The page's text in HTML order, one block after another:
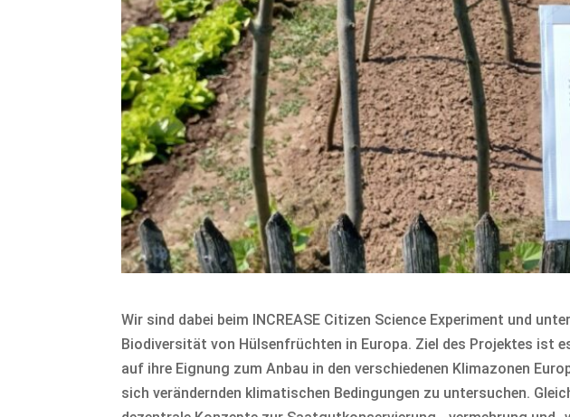
Wir sind dabei beim INCREASE Citizen Science Experiment und
Biodiversität von Hülsenfrüchten in Europa. Ziel des Projektes ist
auf ihre Eignung zum Anbau in den verschiedenen Klimazonen
sich verändernden klimatischen Bedingungen zu untersuchen.